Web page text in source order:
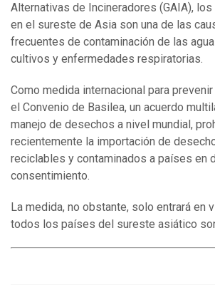
Alternativas de Incineradores (GAIA),
en el sureste de Asia son una de las
frecuentes de contaminación de las
cultivos y enfermedades respiratorias.
Como medida internacional para
el Convenio de Basilea, un acuerdo
manejo de desechos a nivel mundial,
recientemente la importación de
reciclables y contaminados a países en
consentimiento.
La medida, no obstante, solo entrará en
todos los países del sureste asiático